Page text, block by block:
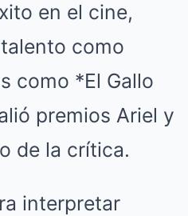
en el cine,
como
como *El Gallo
premios Ariel y
de la crítica.
interpretar